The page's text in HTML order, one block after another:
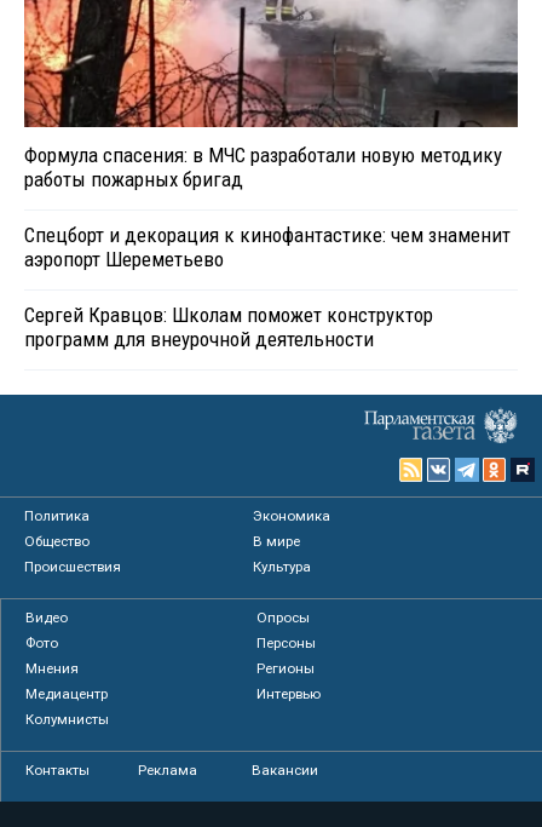
Формула спасения: в МЧС разработали новую методику
работы пожарных бригад
Спецборт и декорация к кинофантастике: чем знаменит
аэропорт Шереметьево
Сергей Кравцов: Школам поможет конструктор
программ для внеурочной деятельности
Политика
Экономика
Общество
В мире
Происшествия
Культура
Видео
Опросы
Фото
Персоны
Мнения
Регионы
Медиацентр
Интервью
Колумнисты
Контакты Реклама Вакансии